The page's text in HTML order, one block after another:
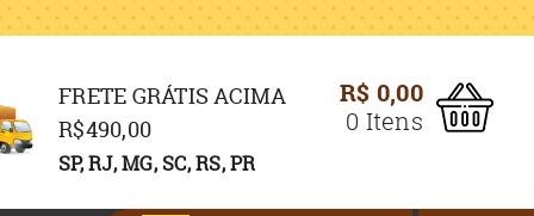
R$ 0,00
0 Itens
FRETE GRÁTIS ACIMA
R$490,00
SP, RJ, MG, SC, RS, PR